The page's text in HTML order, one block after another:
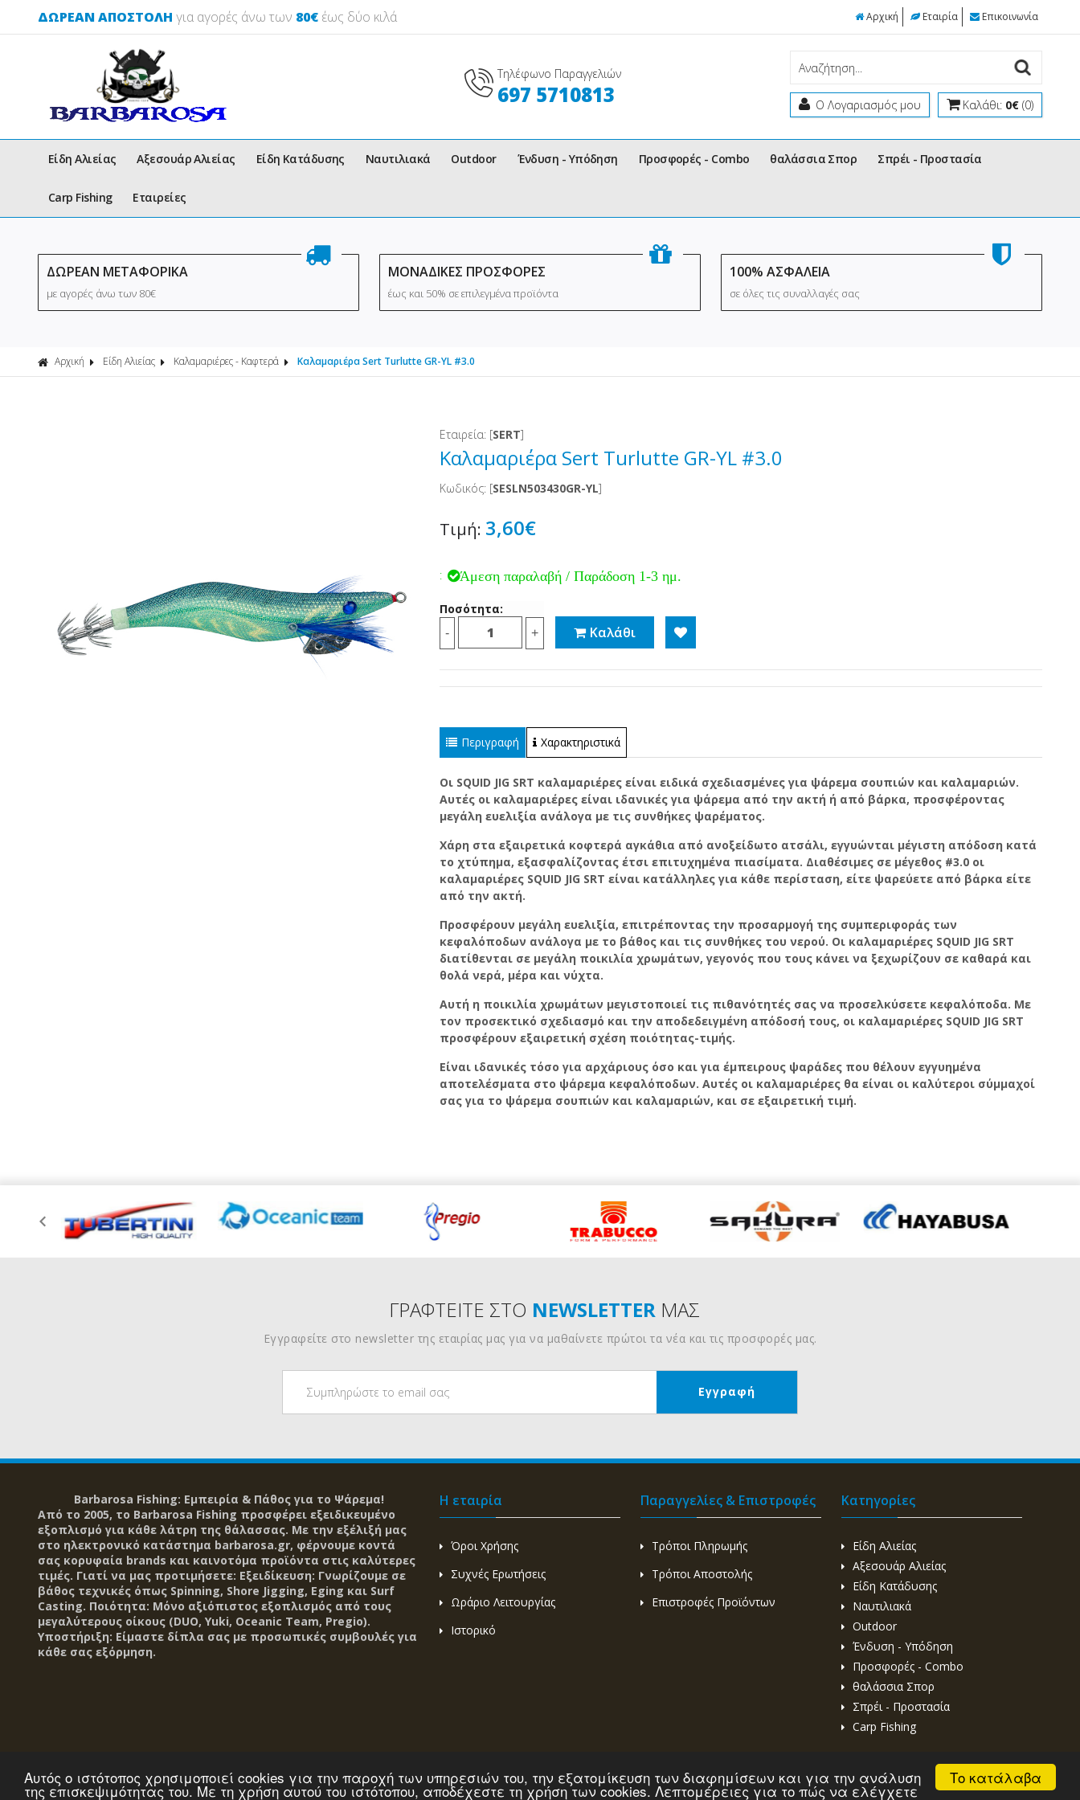
Το κατάλαβα
Αυτός ο ιστότοπος χρησιμοποιεί cookies για την παροχή των υπηρεσιών του, την εξατομίκευση των διαφημίσεων και για την ανάλυση
της επισκεψιμότητας του. Με τη χρήση αυτού του ιστότοπου, αποδέχεστε τη χρήση των cookies. Λεπτομέρειες για το πώς να ελέγχετε
ΔΩΡΕΑΝ ΑΠΟΣΤΟΛΗ για αγορές άνω των 80€ έως δύο κιλά Αρχική Εταιρία Επικοινωνία
Τηλέφωνο Παραγγελιών
697 5710813 Ο Λογαριασμός μου Καλάθι: 0€ (0)
Είδη Αλιείας Αξεσουάρ Αλιείας Είδη Κατάδυσης Ναυτιλιακά Outdoor Ένδυση - Υπόδηση Προσφορές - Combo θαλάσσια Σπορ Σπρέι - Προστασία
Carp Fishing Εταιρείες
ΔΩΡΕΑΝ ΜΕΤΑΦΟΡΙΚΑ
με αγορές άνω των 80€
ΜΟΝΑΔΙΚΕΣ ΠΡΟΣΦΟΡΕΣ
έως και 50% σε επιλεγμένα προϊόντα
100% ΑΣΦΑΛΕΙΑ
σε όλες τις συναλλαγές σας
Αρχική Είδη Αλιείας Καλαμαριέρες - Καφτερά Καλαμαριέρα Sert Turlutte GR-YL #3.0
Εταιρεία: [SERT]
Καλαμαριέρα Sert Turlutte GR-YL #3.0
Κωδικός: [SESLN503430GR-YL]
Τιμή: 3,60€
: Άμεση παραλαβή / Παράδοση 1-3 ημ.
Ποσότητα:
- + Καλάθι
Περιγραφή Χαρακτηριστικά
Οι SQUID JIG SRT καλαμαριέρες είναι ειδικά σχεδιασμένες για ψάρεμα σουπιών και καλαμαριών.
Αυτές οι καλαμαριέρες είναι ιδανικές για ψάρεμα από την ακτή ή από βάρκα, προσφέροντας
μεγάλη ευελιξία ανάλογα με τις συνθήκες ψαρέματος.
Χάρη στα εξαιρετικά κοφτερά αγκάθια από ανοξείδωτο ατσάλι, εγγυώνται μέγιστη απόδοση κατά
το χτύπημα, εξασφαλίζοντας έτσι επιτυχημένα πιασίματα. Διαθέσιμες σε μέγεθος #3.0 οι
καλαμαριέρες SQUID JIG SRT είναι κατάλληλες για κάθε περίσταση, είτε ψαρεύετε από βάρκα είτε
από την ακτή.
Προσφέρουν μεγάλη ευελιξία, επιτρέποντας την προσαρμογή της συμπεριφοράς των
κεφαλόποδων ανάλογα με το βάθος και τις συνθήκες του νερού. Οι καλαμαριέρες SQUID JIG SRT
διατίθενται σε μεγάλη ποικιλία χρωμάτων, γεγονός που τους κάνει να ξεχωρίζουν σε καθαρά και
θολά νερά, μέρα και νύχτα.
Αυτή η ποικιλία χρωμάτων μεγιστοποιεί τις πιθανότητές σας να προσελκύσετε κεφαλόποδα. Με
τον προσεκτικό σχεδιασμό και την αποδεδειγμένη απόδοσή τους, οι καλαμαριέρες SQUID JIG SRT
προσφέρουν εξαιρετική σχέση ποιότητας-τιμής.
Είναι ιδανικές τόσο για αρχάριους όσο και για έμπειρους ψαράδες που θέλουν εγγυημένα
αποτελέσματα στο ψάρεμα κεφαλόποδων. Αυτές οι καλαμαριέρες θα είναι οι καλύτεροι σύμμαχοί
σας για το ψάρεμα σουπιών και καλαμαριών, και σε εξαιρετική τιμή.
ΓΡΑΦΤΕΙΤΕ ΣΤΟ NEWSLETTERΜΑΣ
Εγγραφείτε στο newsletter της εταιρίας μας για να μαθαίνετε πρώτοι τα νέα και τις προσφορές μας.
Barbarosa Fishing: Εμπειρία & Πάθος για το Ψάρεμα!
Από το 2005, το Barbarosa Fishing προσφέρει εξειδικευμένο
εξοπλισμό για κάθε λάτρη της θάλασσας. Με την εξέλιξή μας
στο ηλεκτρονικό κατάστημα barbarosa.gr, φέρνουμε κοντά
σας κορυφαία brands και καινοτόμα προϊόντα στις καλύτερες
τιμές. Γιατί να μας προτιμήσετε: Εξειδίκευση: Γνωρίζουμε σε
βάθος τεχνικές όπως Spinning, Shore Jigging, Eging και Surf
Casting. Ποιότητα: Μόνο αξιόπιστος εξοπλισμός από τους
μεγαλύτερους οίκους (DUO, Yuki, Oceanic Team, Pregio).
Υποστήριξη: Είμαστε δίπλα σας με προσωπικές συμβουλές για
κάθε σας εξόρμηση.
Η εταιρία
Όροι Χρήσης
Συχνές Ερωτήσεις
Ωράριο Λειτουργίας
Ιστορικό
Παραγγελίες & Επιστροφές
Τρόποι Πληρωμής
Τρόποι Αποστολής
Επιστροφές Προϊόντων
Κατηγορίες
Είδη Αλιείας
Αξεσουάρ Αλιείας
Είδη Κατάδυσης
Ναυτιλιακά
Outdoor
Ένδυση - Υπόδηση
Προσφορές - Combo
θαλάσσια Σπορ
Σπρέι - Προστασία
Carp Fishing